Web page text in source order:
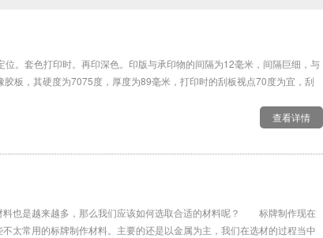
。套色打印时。再印深色。印版与承印物的间隔为12毫米，间隔巨细，与
板，其硬度为7075度，厚度为89毫米，打印时的刮板视点70度为宜，刮
查看详情
料也是越来越多，那么我们应该如何选取合适的材料呢？ 标牌制作现在
太常用的标牌制作材料。主要的还是以金属为主，我们在选材的过程当中